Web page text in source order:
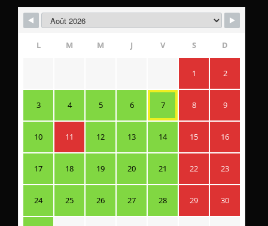
L M M J V S D
1 2
3 4 5 6 7 8 9
10 11 12 13 14 15 16
17 18 19 20 21 22 23
24 25 26 27 28 29 30